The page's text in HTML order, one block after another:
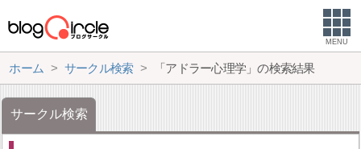
MENU
ホーム サークル検索 「アドラー心理学」の検索結果
サークル検索